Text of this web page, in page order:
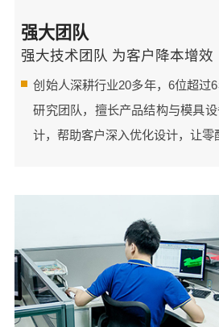
强大团队
强大技术团队 为客户降本增效
创始人深耕行业20多年，6位超过
研究团队，擅长产品结构与模具
计，帮助客户深入优化设计，让零